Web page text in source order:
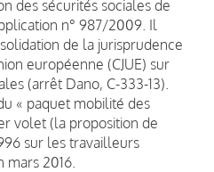
des sécurités sociales de
n° 987/2009. Il
de la jurisprudence
européenne (CJUE) sur
(arrêt Dano, C-333-13).
« paquet mobilité des
volet (la proposition de
sur les travailleurs
2016.